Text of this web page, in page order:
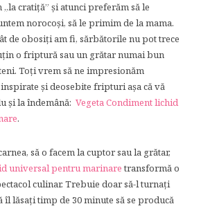
„la cratiţă” și atunci preferăm să le
norocoși, să le primim de la mama.
de obosiți am fi, sărbătorile nu pot trece
o friptură sau un grătar numai bun
Toți vrem să ne impresionăm
inspirate și deosebite fripturi aşa că vă
și la îndemână: Vegeta Condiment lichid
.
să o facem la cuptor sau la grătar,
universal pentru marinaretransformă o
culinar. Trebuie doar să-l turnați
îl lăsați timp de 30 minute să se producă